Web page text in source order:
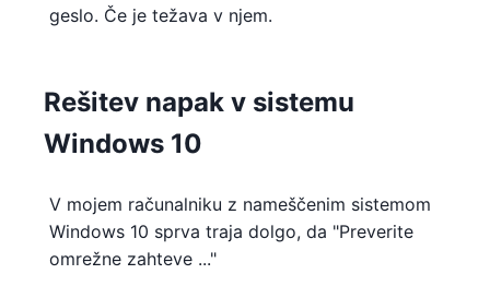
geslo. Če je težava v njem.
Rešitev napak v sistemu
Windows 10
V mojem računalniku z nameščenim sistemom
Windows 10 sprva traja dolgo, da "Preverite
omrežne zahteve ..."